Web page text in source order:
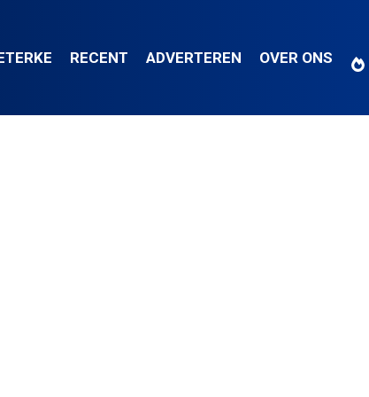
RECENT ADVERTEREN OVER ONS